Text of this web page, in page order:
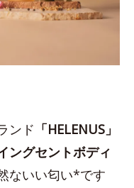
ンド 「HELENUS」
ングセントボディ
ないい匂い*です